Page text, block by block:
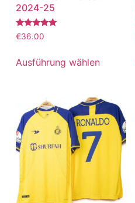
2024-25
Bewertet
mit
von 5
€36.00
Ausführung wählen